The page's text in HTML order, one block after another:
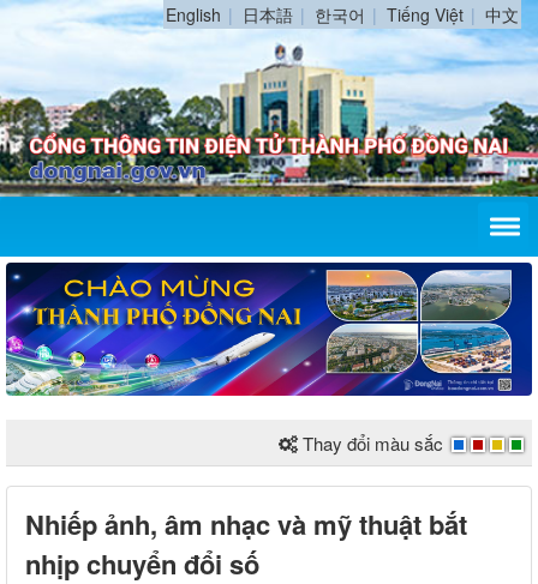
English 日本語 한국어 Tiếng Việt 中文
Thay đổi màu sắc
Nhiếp ảnh, âm nhạc và mỹ thuật bắt
nhịp chuyển đổi số